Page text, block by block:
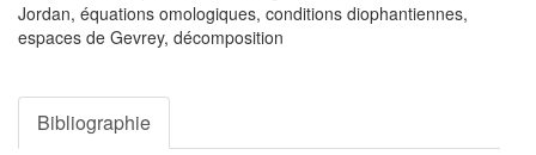
Jordan, équations omologiques, conditions diophantiennes,
espaces de Gevrey, décomposition
Bibliographie